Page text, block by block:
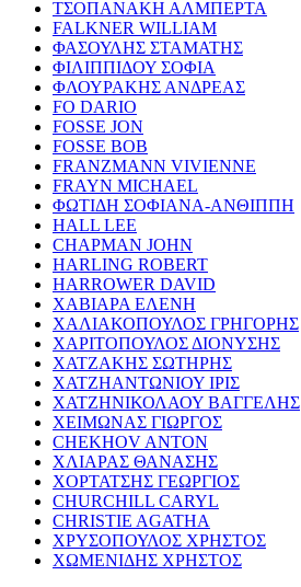
ΤΣΟΠΑΝΑΚΗ ΑΛΜΠΕΡΤΑ
FALKNER WILLIAM
ΦΑΣΟΥΛΗΣ ΣΤΑΜΑΤΗΣ
ΦΙΛΙΠΠΙΔΟΥ ΣΟΦΙΑ
ΦΛΟΥΡΑΚΗΣ ΑΝΔΡΕΑΣ
FO DARIO
FOSSE JON
FOSSE BOB
FRANZMANN VIVIENNE
FRAYN MICHAEL
ΦΩΤΙΔΗ ΣΟΦΙΑΝΑ-ΑΝΘΙΠΠΗ
HALL LEE
CHAPMAN JOHN
HARLING ROBERT
HARROWER DAVID
ΧΑΒΙΑΡΑ ΕΛΕΝΗ
ΧΑΛΙΑΚΟΠΟΥΛΟΣ ΓΡΗΓΟΡΗΣ
ΧΑΡΙΤΟΠΟΥΛΟΣ ΔΙΟΝΥΣΗΣ
ΧΑΤΖΑΚΗΣ ΣΩΤΗΡΗΣ
ΧΑΤΖΗΑΝΤΩΝΙΟΥ ΙΡΙΣ
ΧΑΤΖΗΝΙΚΟΛΑΟΥ ΒΑΓΓΕΛΗΣ
ΧΕΙΜΩΝΑΣ ΓΙΩΡΓΟΣ
CHEKHOV ANTON
ΧΛΙΑΡΑΣ ΘΑΝΑΣΗΣ
ΧΟΡΤΑΤΣΗΣ ΓΕΩΡΓΙΟΣ
CHURCHILL CARYL
CHRISTIE AGATHA
ΧΡΥΣΟΠΟΥΛΟΣ ΧΡΗΣΤΟΣ
ΧΩΜΕΝΙΔΗΣ ΧΡΗΣΤΟΣ